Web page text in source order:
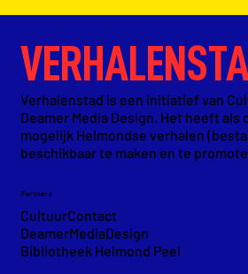
Verhalenstad is een initiatief van
Deamer Media Design. Het heeft als
mogelijk Helmondse verhalen
beschikbaar te maken en te
Partners
CultuurContact
DeamerMediaDesign
Bibliotheek Helmond Peel